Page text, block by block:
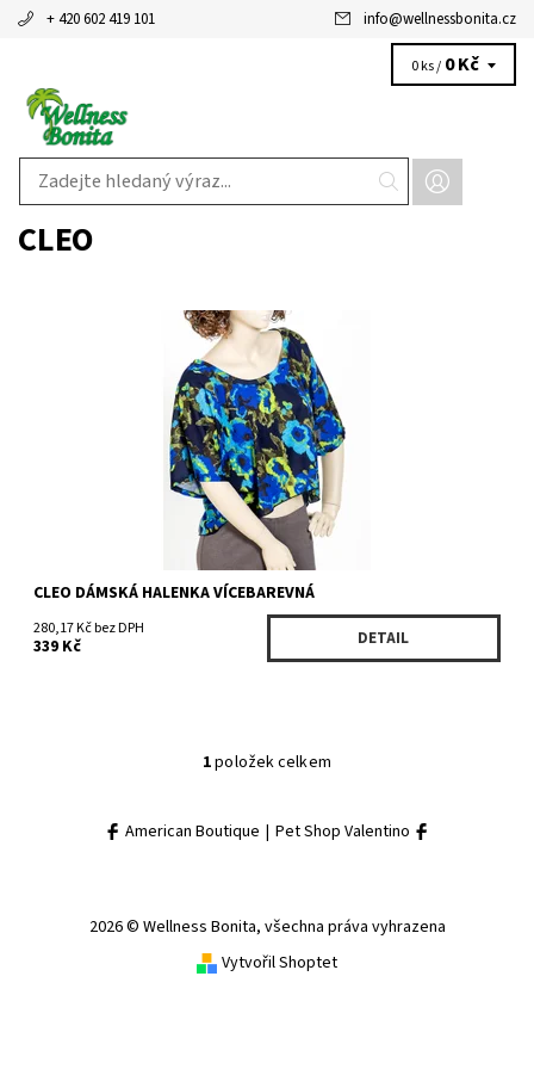
+ 420 602 419 101 info@wellnessbonita.cz
0 ks / 0 Kč
CLEO
Skladem 2 ks
T5844ML
CLEO
CLEO DÁMSKÁ HALENKA VÍCEBAREVNÁ
280,17 Kč bez DPH
339 Kč DETAIL
1položek celkem
American Boutique | Pet Shop Valentino
2026 © Wellness Bonita, všechna práva vyhrazena
Vytvořil Shoptet